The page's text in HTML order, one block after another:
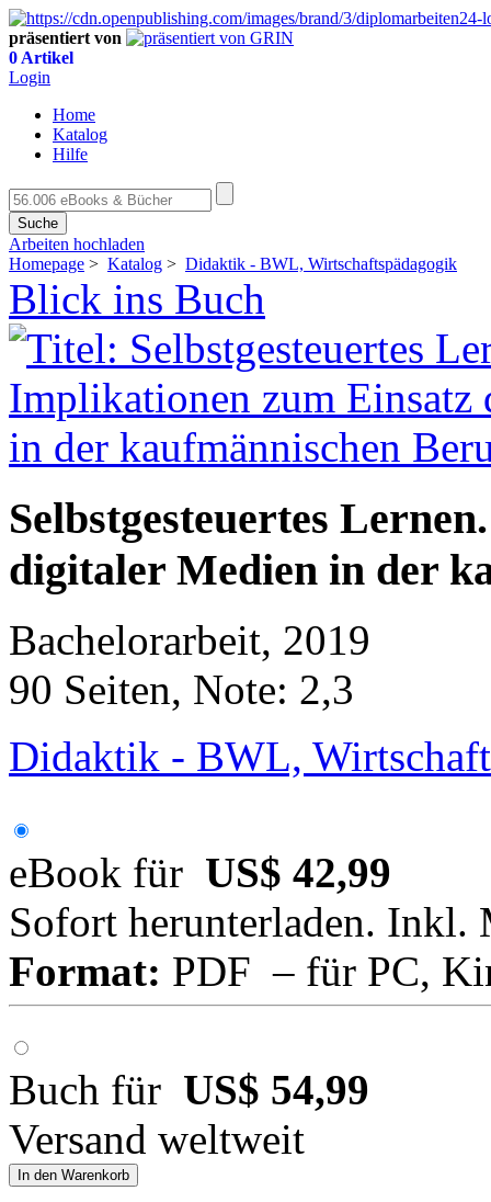
präsentiert von
0 Artikel
Login
Home
Katalog
Hilfe
Suche
Arbeiten hochladen
Homepage > Katalog > Didaktik - BWL, Wirtschaftspädagogik
Blick ins Buch
Selbstgesteuertes
digitaler Medien in der
Bachelorarbeit, 2019
90 Seiten, Note: 2,3
Didaktik - BWL,
eBook für US$ 42,99
Sofort herunterladen. Inkl.
Format: PDF – für PC,
Buch für US$ 54,99
Versand weltweit
In den Warenkorb